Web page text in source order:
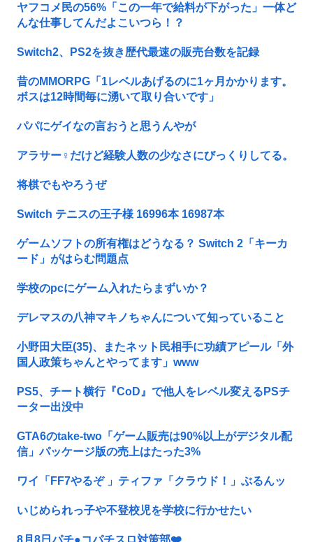
ヤフコメ民の56%「この一年で給料が下がった」一体ど
んな仕事してんだよこいつら！？
Switch2、PS2を抜き歴代最速の販売台数を記録
昔のMMORPG「1レベルあげるのに1ヶ月かかります。
ボスは12時間毎に湧いて取り合いです」
パパにゲイなの言おうと思うんやが
アラサー♀だけど経験人数の少なさにびっくりしてる。
将棋でもやろうぜ
Switch テニスの王子様 16996本 16987本
ゲームソフトの所有権はどうなる？ Switch 2「キーカ
ード」がはらむ問題点
学校のpcにゲーム入れたらまずいか？
デレマスの八神マキノちゃんについて知っていること
小野田大臣(35)、またネット民相手に功績アピール「外
国人政策ちゃんとやってます」www
PS5、チート横行『CoD』で他人をレベル変えるPSチ
ーター出没中
GTA6のtake-two「ゲーム販売は90%以上がデジタル配
信」パッケージ版の売上はたった3%
ワイ「FF7やるぞ 」ティファ「クラウド！」ぶるんッ
いじめられっ子や不登校児を学校に行かせたい
8月8日パチ●コパチスロ対策部❤️